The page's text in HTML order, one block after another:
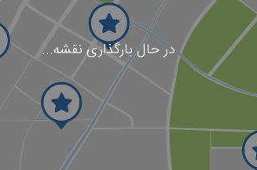
در حال بارگذاری نقشه...